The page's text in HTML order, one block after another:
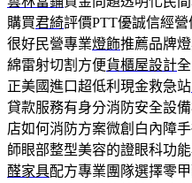
購買君綺評價PTT優誠信經
很好民營專業燈飾推薦品牌
綿雷射切割方便貨櫃屋設計
正美國進口超低利現金救急站
貸款服務有身分消防安全設
店如何消防方案微創白內障
師眼部整型美容的證眼科功
醛家具配方專業團隊選擇零